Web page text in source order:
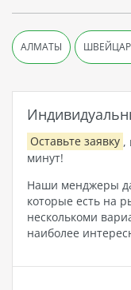
Оставьте заявку ,
минут!
Наши менджеры
которые есть на
несколькоми
наиболее
АЛМАТЫ